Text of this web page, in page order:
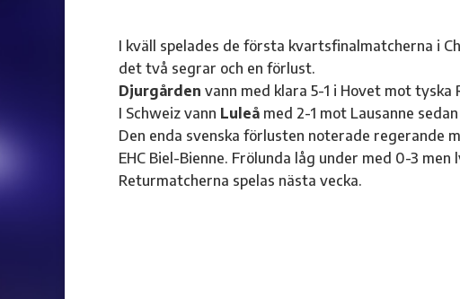
I kväll spelades de första kvartsfinalmatcherna i
det två segrar och en förlust.
Djurgården vann med klara 5-1 i Hovet mot tyska
I Schweiz vann Luleå med 2-1 mot Lausanne
Den enda svenska förlusten noterade regerande
EHC Biel-Bienne. Frölunda låg under med 0-3
Returmatcherna spelas nästa vecka.